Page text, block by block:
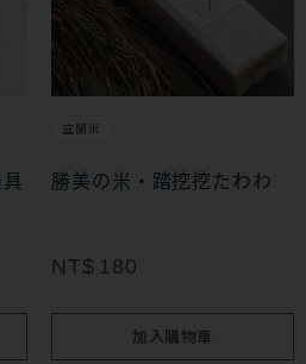
宜蘭米
勝美の米・踏挖挖たわわ
NT$ 180
加入購物車